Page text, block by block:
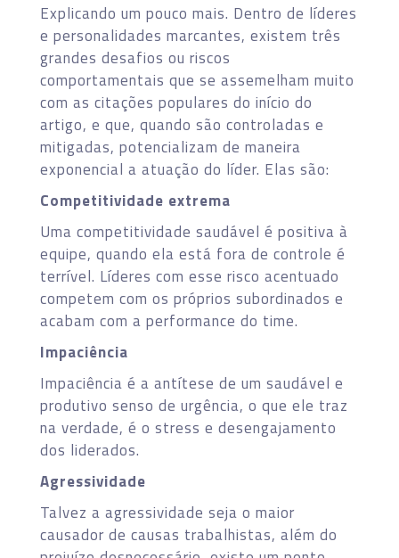
Explicando um pouco mais. Dentro de líderes
e personalidades marcantes, existem três
grandes desafios ou riscos
comportamentais que se assemelham muito
com as citações populares do início do
artigo, e que, quando são controladas e
mitigadas, potencializam de maneira
exponencial a atuação do líder. Elas são:
Competitividade extrema
Uma competitividade saudável é positiva à
equipe, quando ela está fora de controle é
terrível. Líderes com esse risco acentuado
competem com os próprios subordinados e
acabam com a performance do time.
Impaciência
Impaciência é a antítese de um saudável e
produtivo senso de urgência, o que ele traz
na verdade, é o stress e desengajamento
dos liderados.
Agressividade
Talvez a agressividade seja o maior
causador de causas trabalhistas, além do